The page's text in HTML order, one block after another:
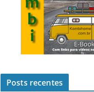
Posts recentes